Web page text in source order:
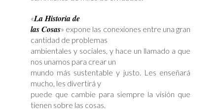
«La Historia de
las Cosas» expone las conexiones entre una gran
cantidad de problemas
ambientales y sociales, y hace un llamado a que
nos unamos para crear un
mundo más sustentable y justo. Les enseñará
mucho, les divertirá y
puede que cambie para siempre la visión que
tienen sobre las cosas.